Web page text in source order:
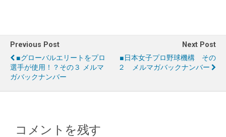
Previous Post
■グローバルエリートをプロ
選手が使用！？その３ メルマ
ガバックナンバー
Next Post
■日本女子プロ野球機構 その
２ メルマガバックナンバー
コメントを残す